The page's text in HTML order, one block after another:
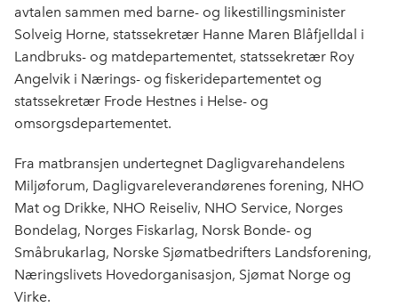
avtalen sammen med barne- og likestillingsminister
Solveig Horne, statssekretær Hanne Maren Blåfjelldal i
Landbruks- og matdepartementet, statssekretær Roy
Angelvik i Nærings- og fiskeridepartementet og
statssekretær Frode Hestnes i Helse- og
omsorgsdepartementet.
Fra matbransjen undertegnet Dagligvarehandelens
Miljøforum, Dagligvareleverandørenes forening, NHO
Mat og Drikke, NHO Reiseliv, NHO Service, Norges
Bondelag, Norges Fiskarlag, Norsk Bonde- og
Småbrukarlag, Norske Sjømatbedrifters Landsforening,
Næringslivets Hovedorganisasjon, Sjømat Norge og
Virke.